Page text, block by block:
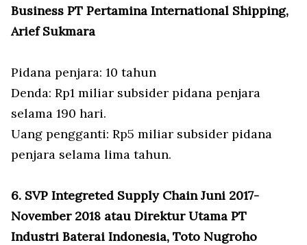
Business PT Pertamina International Shipping,
Arief Sukmara
Pidana penjara: 10 tahun
Denda: Rp1 miliar subsider pidana penjara
selama 190 hari.
Uang pengganti: Rp5 miliar subsider pidana
penjara selama lima tahun.
6. SVP Integreted Supply Chain Juni 2017-
November 2018 atau Direktur Utama PT
Industri Baterai Indonesia, Toto Nugroho